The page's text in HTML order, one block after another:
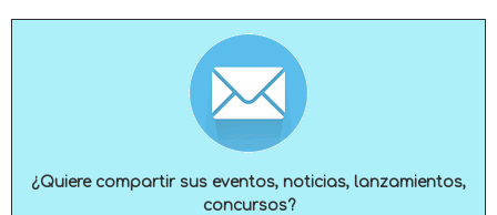
¿Quiere compartir sus eventos, noticias, lanzamientos,
concursos?